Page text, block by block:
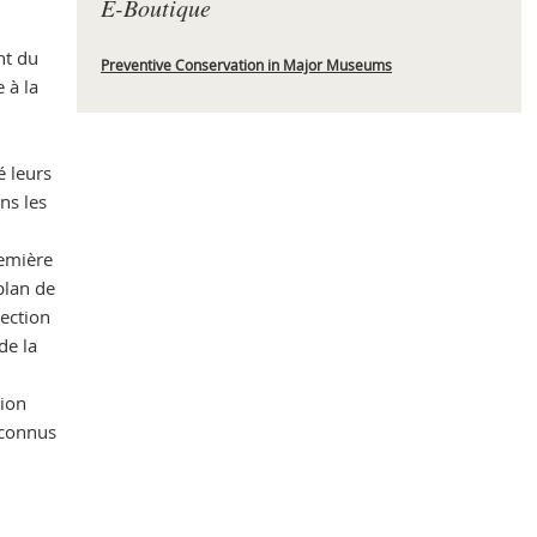
du
à la
leurs
les
de
la
E-Boutique
Preventive Conservation in Major Museums